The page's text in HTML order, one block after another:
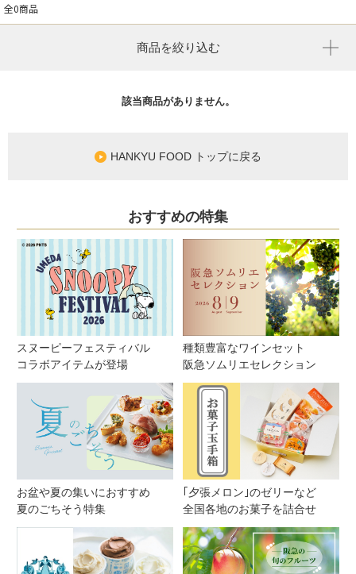
商品を絞り込む
全0商品
該当商品がありません。
HANKYU FOOD トップに戻る
おすすめの特集
スヌーピーフェスティバル
コラボアイテムが登場
種類豊富なワインセット
阪急ソムリエセレクション
お盆や夏の集いにおすすめ
夏のごちそう特集
｢夕張メロン｣のゼリーなど
全国各地のお菓子を詰合せ